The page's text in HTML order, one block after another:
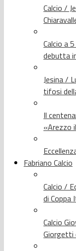
Calcio /
Calcio a
debutta
Jesina /
tifosi
Il
«Arezzo
Fabriano Calcio
Calcio /
di Coppa
Calcio
Giorgetti